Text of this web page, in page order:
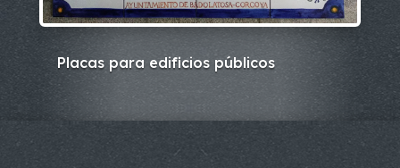
Placas para edificios públicos